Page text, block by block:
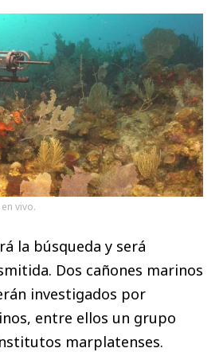
vivo.
la búsqueda y será
Dos cañones marinos
investigados por
entre ellos un grupo
marplatenses.